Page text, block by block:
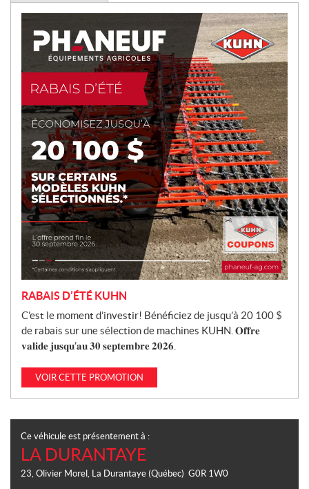
m
i
o
RABAIS D’ÉTÉ KUHN
C’est le moment d’investir! Bénéficiez de jusqu’à 20 100 $
de rabais sur une sélection de machines KUHN. 𝐎𝐟𝐟𝐫𝐞
𝐯𝐚𝐥𝐢𝐝𝐞 𝐣𝐮𝐬𝐪𝐮’𝐚𝐮 𝟑𝟎 𝐬𝐞𝐩𝐭𝐞𝐦𝐛𝐫𝐞 𝟐𝟎𝟐𝟔.
VOIR CETTE PROMOTION
Ce véhicule est présentement à :
LA DURANTAYE
23, Olivier Morel La Durantaye (Québec) G0R 1W0